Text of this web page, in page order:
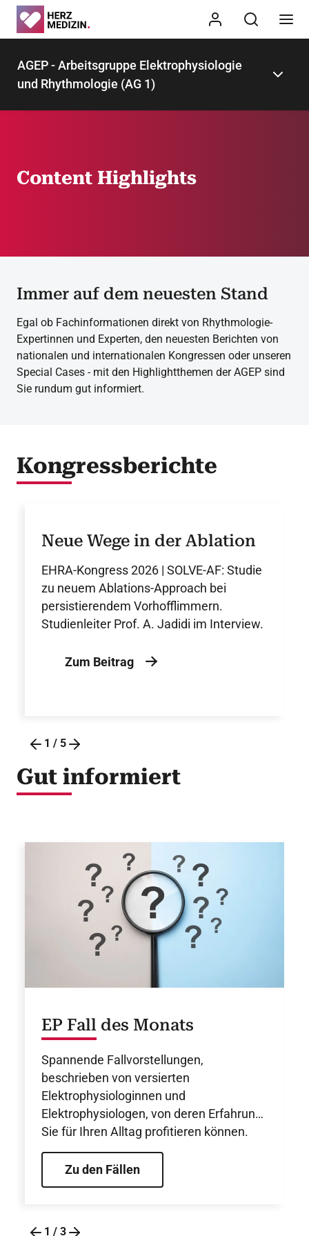
AGEP - Arbeitsgruppe Elektrophysiologie
und Rhythmologie (AG 1)
Content Highlights
Immer auf dem neuesten Stand
Egal ob Fachinformationen direkt von Rhythmologie-
Expertinnen und Experten, den neuesten Berichten von
nationalen und internationalen Kongressen oder unseren
Special Cases - mit den Highlightthemen der AGEP sind
Sie rundum gut informiert.
Kongressberichte
Neue Wege in der Ablation
EHRA-Kongress 2026 | SOLVE-AF: Studie
zu neuem Ablations-Approach bei
persistierendem Vorhofflimmern.
Studienleiter Prof. A. Jadidi im Interview.
Zum Beitrag
1 / 5
Gut informiert
EP Fall des Monats
Spannende Fallvorstellungen,
beschrieben von versierten
Elektrophysiologinnen und
Elektrophysiologen, von deren Erfahrung
Sie für Ihren Alltag profitieren können.
Zu den Fällen
1 / 3